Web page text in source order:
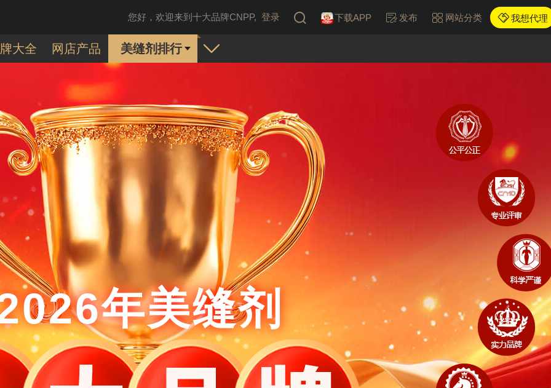
您好，欢迎来到十大品牌CNPP, 登录 下载APP 发布 网站分类 我想代理
大全 网店产品 美缝剂排行
年美缝剂